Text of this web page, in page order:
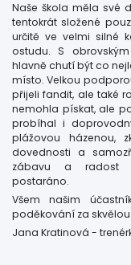
Naše škola měla své
tentokrát složené
určitě ve velmi silné
ostudu. S
hlavně chutí být co
místo. Velkou
přijeli fandit, ale také
nemohla pískat, ale
probíhal i
plážovou házenou,
dovednosti a
zábavu a radost
Všem našim
poděkování za
Jana Kratinová -